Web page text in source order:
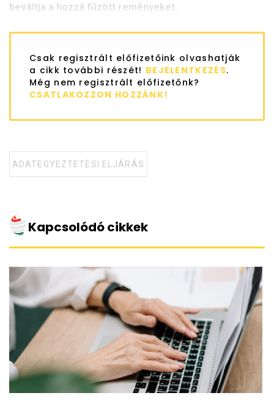
beváltja a hozzá fűzött reményeket.
Csak regisztrált előfizetőink olvashatják
a cikk további részét! BEJELENTKEZÉS.
Még nem regisztrált előfizetőnk?
CSATLAKOZZON HOZZÁNK!
Tagged
ADATEGYEZTETÉSI ELJÁRÁS
Kapcsolódó cikkek